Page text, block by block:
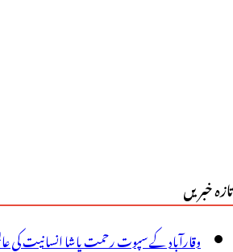
تازہ خبریں
وقارآباد کے سپوت رحمت پاشا انسانیت کی